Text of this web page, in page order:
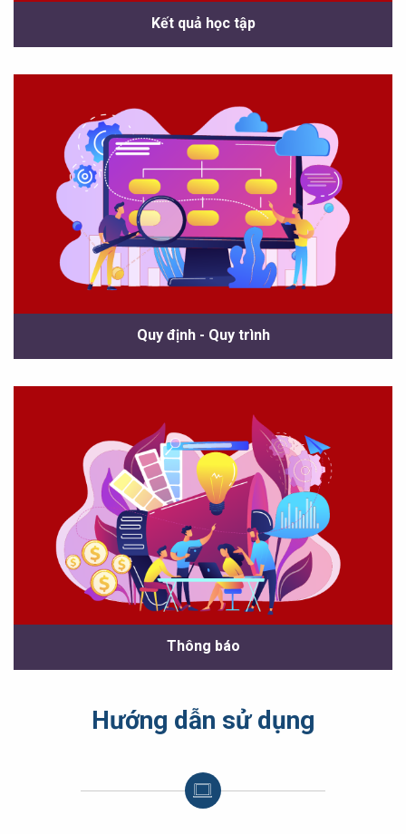
Kết quả học tập
Quy định - Quy trình
Thông báo
Hướng dẫn sử dụng